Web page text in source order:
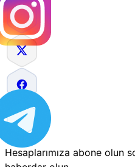
Hesaplarımıza abone olun